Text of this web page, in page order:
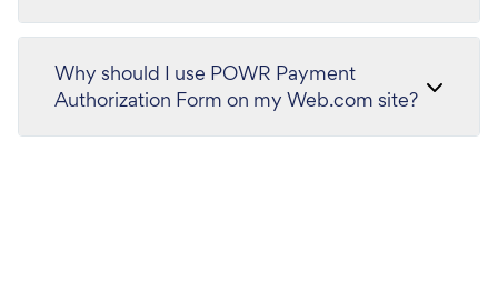
Why should I use POWR Payment
Authorization Form on my Web.com site?